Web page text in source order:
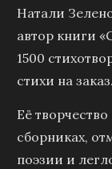
Натали
автор книги
1500
стихи на заказ.
Её
сборниках,
поэзии и